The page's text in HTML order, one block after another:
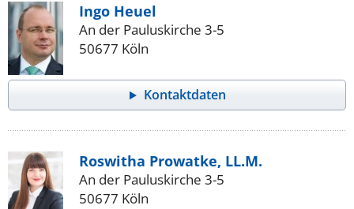
Ingo Heuel
An der Pauluskirche 3-5
50677 Köln
Kontaktdaten
Roswitha Prowatke, LL.M.
An der Pauluskirche 3-5
50677 Köln